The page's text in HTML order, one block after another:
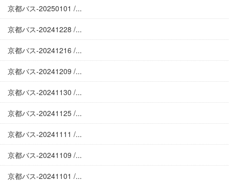
京都バス-20250101 /...
京都バス-20241228 /...
京都バス-20241216 /...
京都バス-20241209 /...
京都バス-20241130 /...
京都バス-20241125 /...
京都バス-20241111 /...
京都バス-20241109 /...
京都バス-20241101 /...